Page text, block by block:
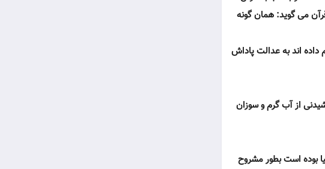
مى گويد: همان گونه
داده اند به عدالت پاداش
از آب گرم و سوزان
بوده است بطور مشروح